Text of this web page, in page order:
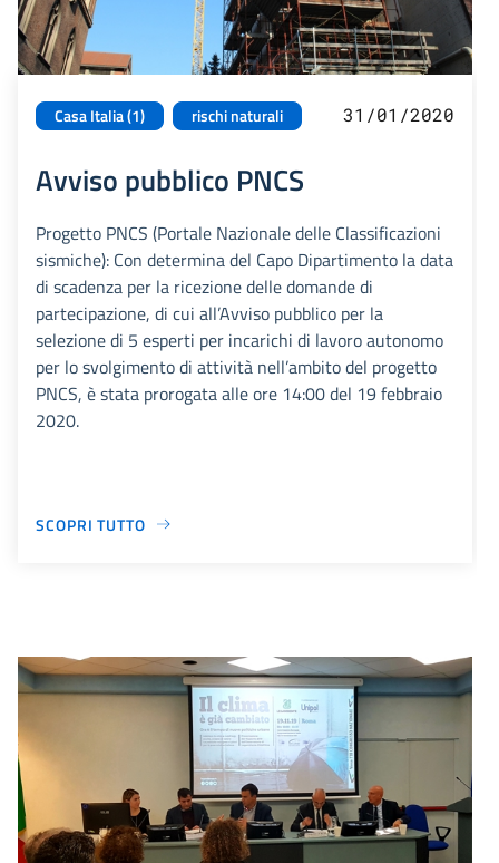
Casa Italia (1) rischi naturali 31/01/2020
Avviso pubblico PNCS
Progetto PNCS (Portale Nazionale delle Classificazioni
sismiche): Con determina del Capo Dipartimento la data
di scadenza per la ricezione delle domande di
partecipazione, di cui all’Avviso pubblico per la
selezione di 5 esperti per incarichi di lavoro autonomo
per lo svolgimento di attività nell’ambito del progetto
PNCS, è stata prorogata alle ore 14:00 del 19 febbraio
2020.
SCOPRI TUTTO